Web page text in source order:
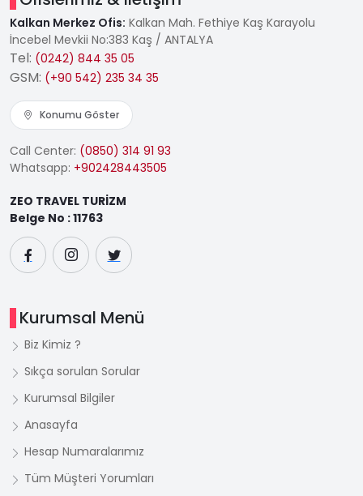
Kalkan Merkez Ofis: Kalkan Mah. Fethiye Kaş Karayolu
İncebel Mevkii No:383 Kaş / ANTALYA
Tel: (0242) 844 35 05
GSM: (+90 542) 235 34 35
Konumu Göster
Call Center: (0850) 314 91 93
Whatsapp: +902428443505
ZEO TRAVEL TURİZM
Belge No : 11763
Kurumsal Menü
Biz Kimiz ?
Sıkça sorulan Sorular
Kurumsal Bilgiler
Anasayfa
Hesap Numaralarımız
Tüm Müşteri Yorumları